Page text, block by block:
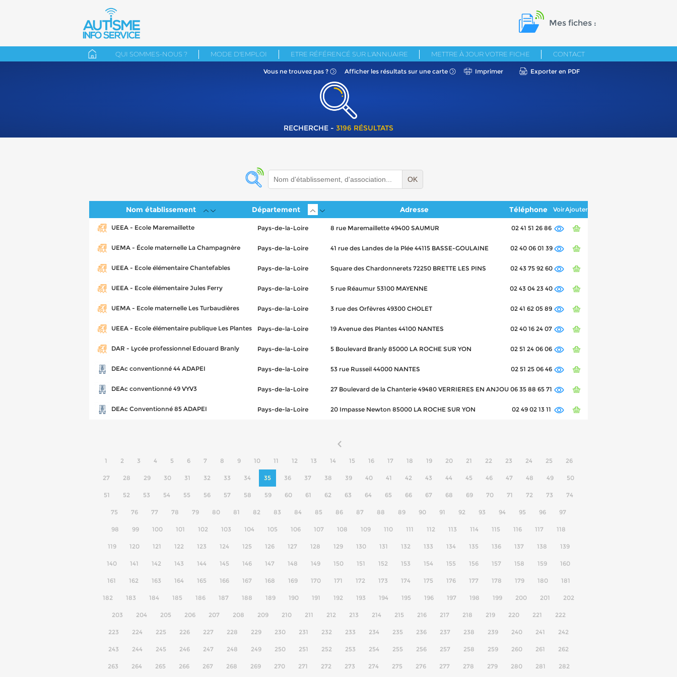
Mes fiches :
QUI SOMMES-NOUS ? MODE D'EMPLOI ETRE RÉFÉRENCÉ SUR L'ANNUAIRE METTRE À JOUR VOTRE FICHE CONTACT
Vous ne trouvez pas ? Afficher les résultats sur une carte Imprimer Exporter en PDF
RECHERCHE - 3196 RÉSULTATS
OK
Nom établissement Département Adresse Téléphone VoirAjouter
UEEA - Ecole Maremaillette Pays-de-la-Loire 8 rue Maremaillette 49400 SAUMUR 02 41 51 26 86
UEMA - École maternelle La Champagnère Pays-de-la-Loire 41 rue des Landes de la Plée 44115 BASSE-GOULAINE 02 40 06 01 39
UEEA - Ecole élémentaire Chantefables Pays-de-la-Loire Square des Chardonnerets 72250 BRETTE LES PINS 02 43 75 92 60
UEEA - Ecole élémentaire Jules Ferry Pays-de-la-Loire 5 rue Réaumur 53100 MAYENNE 02 43 04 23 40
UEMA - Ecole maternelle Les Turbaudières Pays-de-la-Loire 3 rue des Orfèvres 49300 CHOLET 02 41 62 05 89
UEEA - Ecole élémentaire publique Les Plantes Pays-de-la-Loire 19 Avenue des Plantes 44100 NANTES 02 40 16 24 07
DAR - Lycée professionnel Edouard Branly Pays-de-la-Loire 5 Boulevard Branly 85000 LA ROCHE SUR YON 02 51 24 06 06
DEAc conventionné 44 ADAPEI Pays-de-la-Loire 53 rue Russeil 44000 NANTES 02 51 25 06 46
DEAc conventionné 49 VYV3 Pays-de-la-Loire 27 Boulevard de la Chanterie 49480 VERRIERES EN ANJOU 06 35 88 65 71
DEAc Conventionné 85 ADAPEI Pays-de-la-Loire 20 Impasse Newton 85000 LA ROCHE SUR YON 02 49 02 13 11
1 2 3 4 5 6 7 8 9 10 11 12 13 14 15 16 17 18 19 20 21 22 23 24 25 26
27 28 29 30 31 32 33 34 35 36 37 38 39 40 41 42 43 44 45 46 47 48 49 50
51 52 53 54 55 56 57 58 59 60 61 62 63 64 65 66 67 68 69 70 71 72 73 74
75 76 77 78 79 80 81 82 83 84 85 86 87 88 89 90 91 92 93 94 95 96 97
98 99 100 101 102 103 104 105 106 107 108 109 110 111 112 113 114 115 116 117 118
119 120 121 122 123 124 125 126 127 128 129 130 131 132 133 134 135 136 137 138 139
140 141 142 143 144 145 146 147 148 149 150 151 152 153 154 155 156 157 158 159 160
161 162 163 164 165 166 167 168 169 170 171 172 173 174 175 176 177 178 179 180 181
182 183 184 185 186 187 188 189 190 191 192 193 194 195 196 197 198 199 200 201 202
203 204 205 206 207 208 209 210 211 212 213 214 215 216 217 218 219 220 221 222
223 224 225 226 227 228 229 230 231 232 233 234 235 236 237 238 239 240 241 242
243 244 245 246 247 248 249 250 251 252 253 254 255 256 257 258 259 260 261 262
263 264 265 266 267 268 269 270 271 272 273 274 275 276 277 278 279 280 281 282